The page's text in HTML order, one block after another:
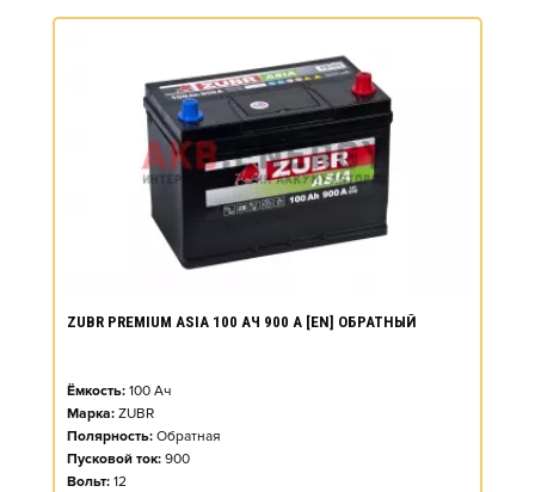
ZUBR PREMIUM ASIA 100 АЧ 900 А [EN] ОБРАТНЫЙ
Ёмкость: 100 Ач
Марка: ZUBR
Полярность: Обратная
Пусковой ток: 900
Вольт: 12